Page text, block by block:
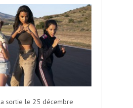
sortie le 25 décembre